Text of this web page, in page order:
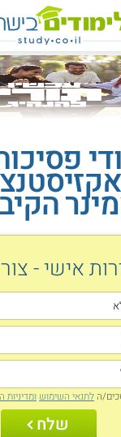
אישי -
ה לתנאי השימוש ומדיניות
שלח